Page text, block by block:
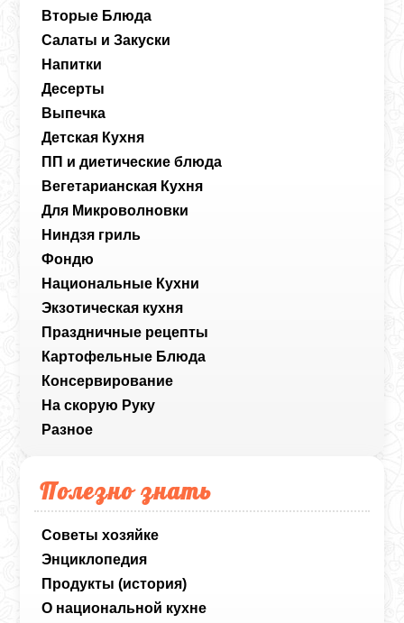
Вторые Блюда
Салаты и Закуски
Напитки
Десерты
Выпечка
Детская Кухня
ПП и диетические блюда
Вегетарианская Кухня
Для Микроволновки
Ниндзя гриль
Фондю
Национальные Кухни
Экзотическая кухня
Праздничные рецепты
Картофельные Блюда
Консервирование
На скорую Руку
Разное
Полезно знать
Советы хозяйке
Энциклопедия
Продукты (история)
О национальной кухне